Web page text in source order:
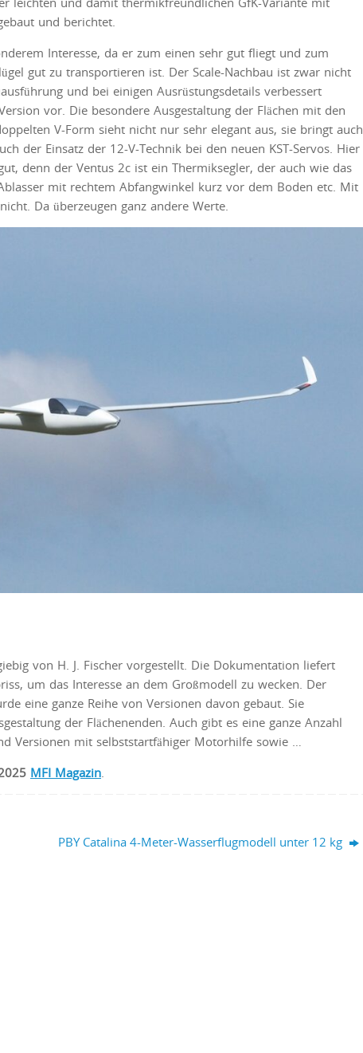
und berichtet.
Interesse, da er zum einen sehr gut fliegt und zum
gut zu transportieren ist. Der Scale-Nachbau ist zwar nicht
und bei einigen Ausrüstungsdetails verbessert
vor. Die besondere Ausgestaltung der Flächen mit den
V-Form sieht nicht nur sehr elegant aus, sie bringt auch
der Einsatz der 12-V-Technik bei den neuen KST-Servos. Hier
denn der Ventus 2c ist ein Thermiksegler, der auch wie das
mit rechtem Abfangwinkel kurz vor dem Boden etc. Mit
Da überzeugen ganz andere Werte.
von H. J. Fischer vorgestellt. Die Dokumentation liefert
um das Interesse an dem Großmodell zu wecken. Der
eine ganze Reihe von Versionen davon gebaut. Sie
der Flächenenden. Auch gibt es eine ganze Anzahl
Versionen mit selbststartfähiger Motorhilfe sowie …
MFI Magazin.
PBY Catalina 4-Meter-Wasserflugmodell unter 12 kg